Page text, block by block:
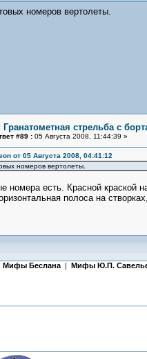
номеров вертолеты.
Гранатометная стрельба с
#89 :05 Августа 2008, 11:44:39 »
от 05 Августа 2008, 04:41:12
номеров вертолеты.
номера есть. Красной краской
полоса на
Мифы Беслана| Мифы Ю.П.